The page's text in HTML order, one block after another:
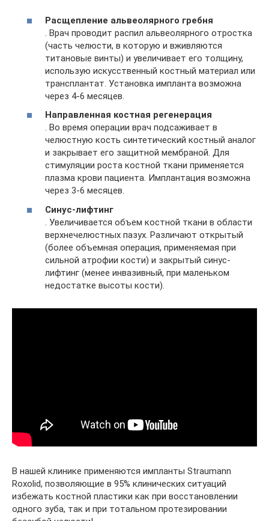
Расщепление альвеолярного гребня
. Врач проводит распил альвеолярного отростка
(часть челюсти, в которую и вживляются
титановые винты) и увеличивает его толщину,
использую искусственный костный материал или
трансплантат. Установка импланта возможна
через 4-6 месяцев.
Направленная костная регенерация
. Во время операции врач подсаживает в
челюстную кость синтетический костный аналог
и закрывает его защитной мембраной. Для
стимуляции роста костной ткани применяется
плазма крови пациента. Имплантация возможна
через 3-6 месяцев.
Синус-лифтинг
. Увеличивается объем костной ткани в области
верхнечелюстных пазух. Различают открытый
(более объемная операция, применяемая при
сильной атрофии кости) и закрытый синус-
лифтинг (менее инвазивный, при маленьком
недостатке высоты кости).
В нашей клинике применяются импланты Straumann
Roxolid, позволяющие в 95% клинических ситуаций
избежать костной пластики как при восстановлении
одного зуба, так и при тотальном протезировании